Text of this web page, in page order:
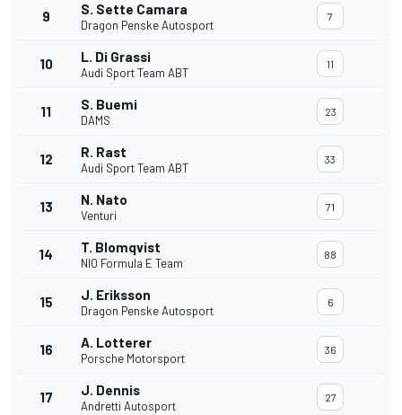
9 S. Sette Camara
Dragon Penske Autosport
7
10 L. Di Grassi
Audi Sport Team ABT
11
11 S. Buemi
DAMS
23
12 R. Rast
Audi Sport Team ABT
33
13 N. Nato
Venturi
71
14 T. Blomqvist
NIO Formula E Team
88
15 J. Eriksson
Dragon Penske Autosport
6
16 A. Lotterer
Porsche Motorsport
36
17 J. Dennis
Andretti Autosport
27